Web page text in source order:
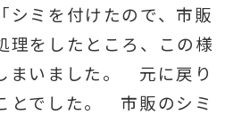
シミを付けたので、市販
理をしたところ、この様
まいました。 元に戻り
とでした。 市販のシミ